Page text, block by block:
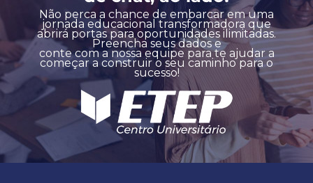
Não perca a chance de embarcar em uma
jornada educacional transformadora que
abrirá portas para oportunidades ilimitadas.
Preencha seus dados e
conte com a nossa equipe para te ajudar a
começar a construir o seu caminho para o
sucesso!